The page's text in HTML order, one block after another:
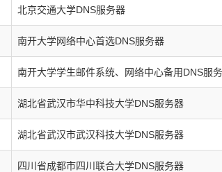
北京交通大学DNS服务器
南开大学网络中心首选DNS服务器
南开大学学生邮件系统、网络中心备用DNS服
湖北省武汉市华中科技大学DNS服务器
湖北省武汉市武汉科技大学DNS服务器
四川省成都市四川联合大学DNS服务器